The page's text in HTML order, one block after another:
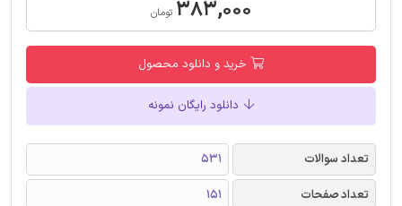
۳۸۳,۰۰۰ تومان
خرید و دانلود محصول
دانلود رایگان نمونه
تعداد سوالات
531
تعداد صفحات
151